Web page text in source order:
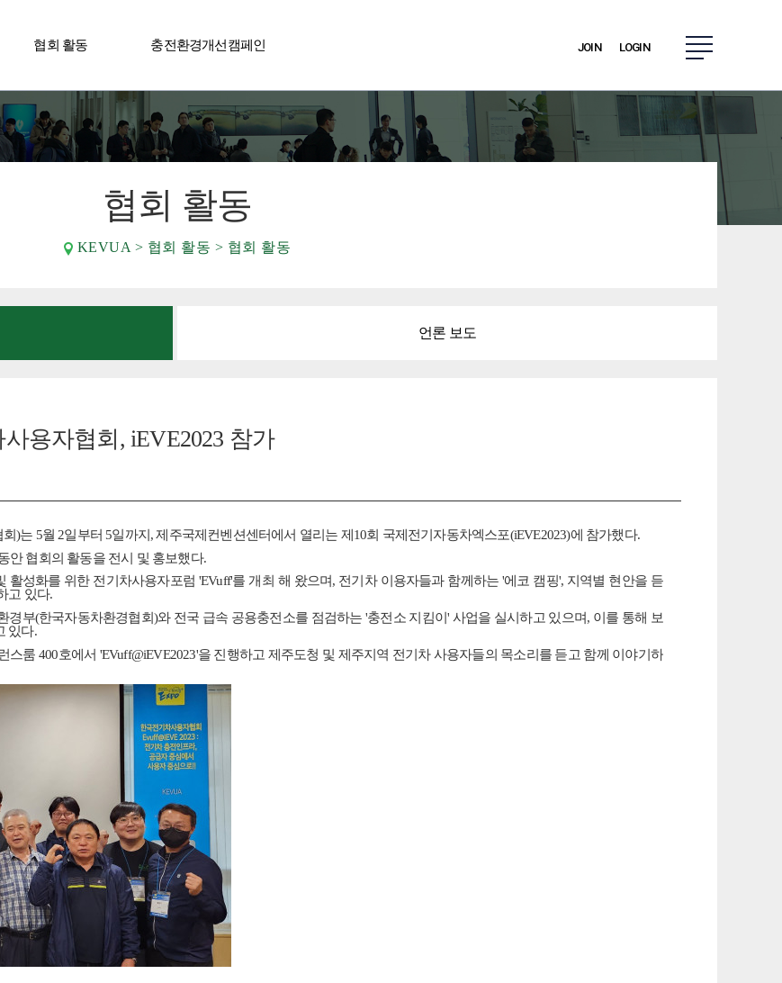
협회 활동 충전환경개선캠페인
드
LOGIN
JOIN
협회 활동
KEVUA > 협회 활동 > 협회 활동
언론 보도
용자협회, iEVE2023 참가
회)는 5월 2일부터 5일까지 ,제주국제컨벤션센터에서 열리는 제 10회 국제전기자동차엑스포(iEVE2023)에 참가했다.
안 협회의 활동을 전시 및 홍보했다.
활성화를 위한 전기차사용자포럼 'EVuff'를 개최 해 왔으며, 전기차 이용자들과 함께하는 '에코 캠핑', 지역별 현안을 듣
고 있다.
경부(한국자동차환경협회)와 전국 급속 공용충전소를 점검하는'충전소 지킴이' 사업을 실시하고 있으며, 이를 통해 보
있다.
스룸 400호에서 'EVuff@iEVE2023'을 진행하고 제주도청 및 제주지역 전기차 사용자들의 목소리를 듣고 함께 이야기하